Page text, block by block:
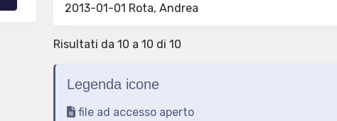
2013-01-01 Rota, Andrea
Risultati da 10 a 10 di 10
Legenda icone
file ad accesso aperto